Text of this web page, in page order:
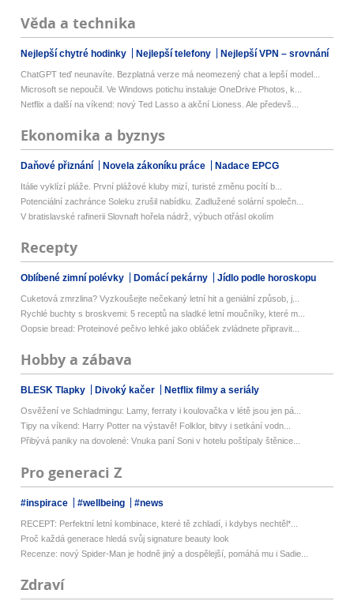
Věda a technika
Nejlepší chytré hodinky Nejlepší telefony Nejlepší VPN – srovnání
ChatGPT teď neunavíte. Bezplatná verze má neomezený chat a lepší model...
Microsoft se nepoučil. Ve Windows potichu instaluje OneDrive Photos, k...
Netflix a další na víkend: nový Ted Lasso a akční Lioness. Ale předevš...
Ekonomika a byznys
Daňové přiznání Novela zákoníku práce Nadace EPCG
Itálie vyklízí pláže. První plážové kluby mizí, turisté změnu pocítí b...
Potenciální zachránce Soleku zrušil nabídku. Zadlužené solární společn...
V bratislavské rafinerii Slovnaft hořela nádrž, výbuch otřásl okolím
Recepty
Oblíbené zimní polévky Domácí pekárny Jídlo podle horoskopu
Cuketová zmrzlina? Vyzkoušejte nečekaný letní hit a geniální způsob, j...
Rychlé buchty s broskvemi: 5 receptů na sladké letní moučníky, které m...
Oopsie bread: Proteinové pečivo lehké jako obláček zvládnete připravit...
Hobby a zábava
BLESK Tlapky Divoký kačer Netflix filmy a seriály
Osvěžení ve Schladmingu: Lamy, ferraty i koulovačka v létě jsou jen pá...
Tipy na víkend: Harry Potter na výstavě! Folklor, bitvy i setkání vodn...
Přibývá paniky na dovolené: Vnuka paní Soni v hotelu poštípaly štěnice...
Pro generaci Z
#inspirace #wellbeing #news
RECEPT: Perfektní letní kombinace, které tě zchladí, i kdybys nechtěl*...
Proč každá generace hledá svůj signature beauty look
Recenze: nový Spider-Man je hodně jiný a dospělejší, pomáhá mu i Sadie...
Zdraví